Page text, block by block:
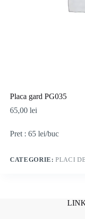
Placa gard PG035
65,00 lei
Pret : 65 lei/buc
CATEGORIE:PLACI